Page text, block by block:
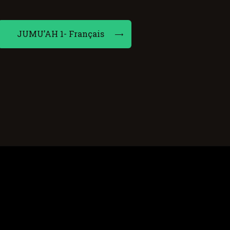
JUMU’AH 1- Français